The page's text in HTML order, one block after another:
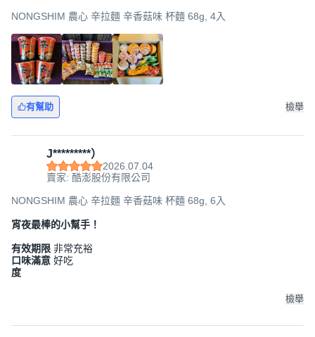
NONGSHIM 農心 辛拉麵 辛香菇味 杯麵 68g, 4入
有幫助 檢舉
J*********）
2026.07.04
賣家: 酷澎股份有限公司
NONGSHIM 農心 辛拉麵 辛香菇味 杯麵 68g, 6入
宵夜最棒的小幫手！
有效期限 非常充裕
口味滿意
度
好吃
檢舉